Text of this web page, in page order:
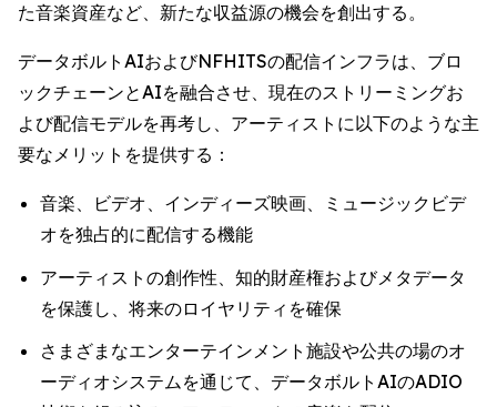
た音楽資産など、新たな収益源の機会を創出する。
データボルトAIおよびNFHITSの配信インフラは、ブロ
ックチェーンとAIを融合させ、現在のストリーミングお
よび配信モデルを再考し、アーティストに以下のような主
要なメリットを提供する：
音楽、ビデオ、インディーズ映画、ミュージックビデ
オを独占的に配信する機能
アーティストの創作性、知的財産権およびメタデータ
を保護し、将来のロイヤリティを確保
さまざまなエンターテインメント施設や公共の場のオ
ーディオシステムを通じて、データボルトAIのADIO